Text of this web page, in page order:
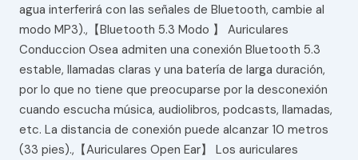
agua interferirá con las señales de Bluetooth, cambie al
modo MP3).,【Bluetooth 5.3 Modo 】 Auriculares
Conduccion Osea admiten una conexión Bluetooth 5.3
estable, llamadas claras y una batería de larga duración,
por lo que no tiene que preocuparse por la desconexión
cuando escucha música, audiolibros, podcasts, llamadas,
etc. La distancia de conexión puede alcanzar 10 metros
(33 pies).,【Auriculares Open Ear】 Los auriculares